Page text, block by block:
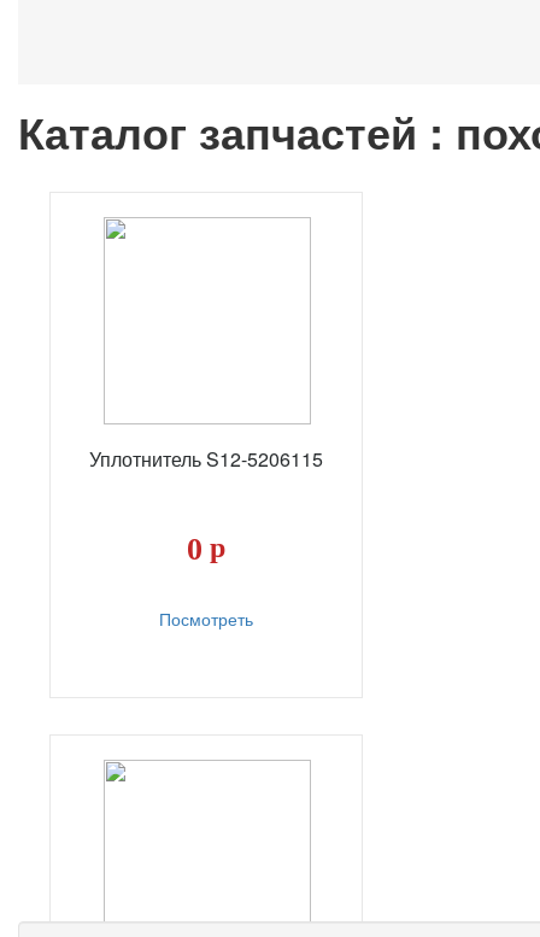
Каталог запчастей :
Уплотнитель S12-5206115
0 р
Посмотреть